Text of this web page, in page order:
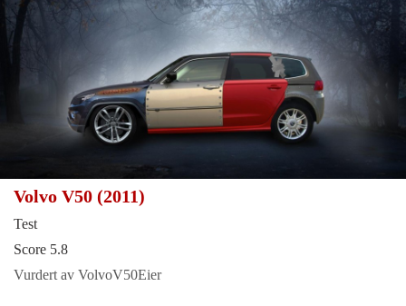
Volvo V50 (2011)
Test
Score 5.8
Vurdert av VolvoV50Eier